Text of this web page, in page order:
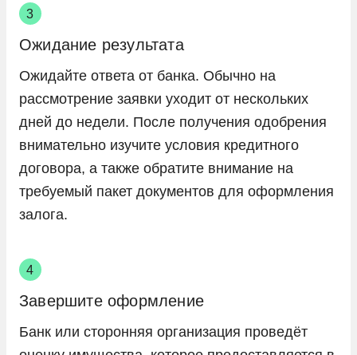
Ожидание результата
Ожидайте ответа от банка. Обычно на
рассмотрение заявки уходит от нескольких
дней до недели. После получения одобрения
внимательно изучите условия кредитного
договора, а также обратите внимание на
требуемый пакет документов для оформления
залога.
Завершите оформление
Банк или сторонняя организация проведёт